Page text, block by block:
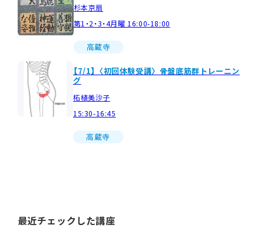
杉本京扇
第1・2・3・4月曜 16:00-18:00
高蔵寺
【7/1】〈初回体験受講〉骨盤底筋群トレーニン
グ
柘植美沙子
15:30-16:45
高蔵寺
最近チェックした講座